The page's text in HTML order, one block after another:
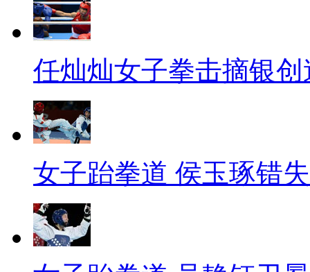
任灿灿女子拳击摘银
女子跆拳道 侯玉琢错